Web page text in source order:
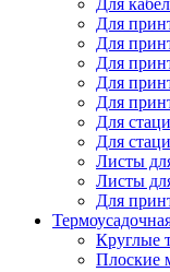
Для
Для
Для
Для
Для
Для
Для
Для
Листы
Листы
Для
Круглые
Плоские